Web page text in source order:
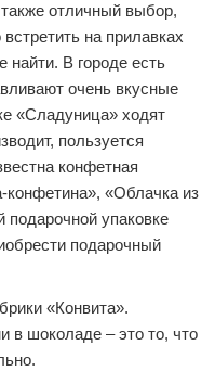
отличный выбор,
на прилавках
найти. В городе есть
очень вкусные
«Сладуница» ходят
пользуется
конфетная
конфетина», «Облачка из
упаковке
подарочный
«Конвита».
в шоколаде – это то, что